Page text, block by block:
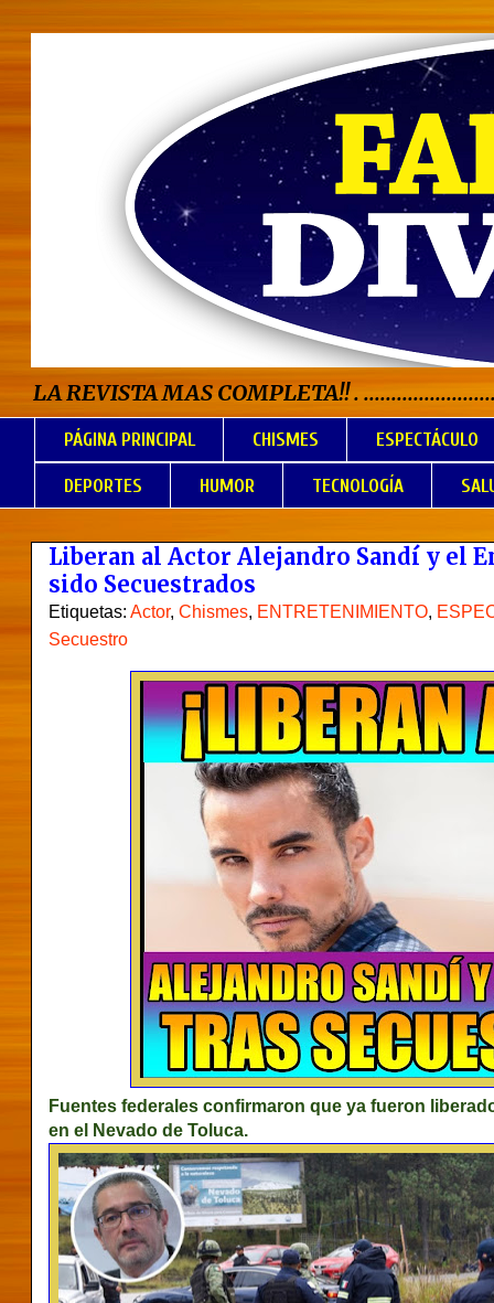
LA REVISTA MAS COMPLETA!! .
PÁGINA PRINCIPAL CHISMES ESPECTÁCULO
DEPORTES HUMOR TECNOLOGÍA
Liberan al Actor Alejandro Sandí y el
sido Secuestrados
Etiquetas: Actor, Chismes, ENTRETENIMIENTO,
Secuestro
Fuentes federales confirmaron que ya fueron
en el Nevado de Toluca.